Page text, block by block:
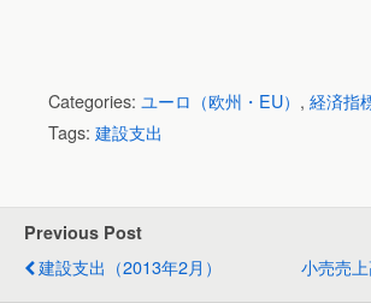
Categories: ユーロ（欧州・EU） , 経済指
Tags: 建設支出
Previous Post
建設支出（2013年2月） 小売売上